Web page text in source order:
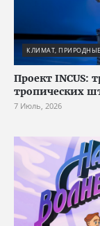
КЛИМАТ,
Проект INCUS:
тропических
7 Июль, 2026